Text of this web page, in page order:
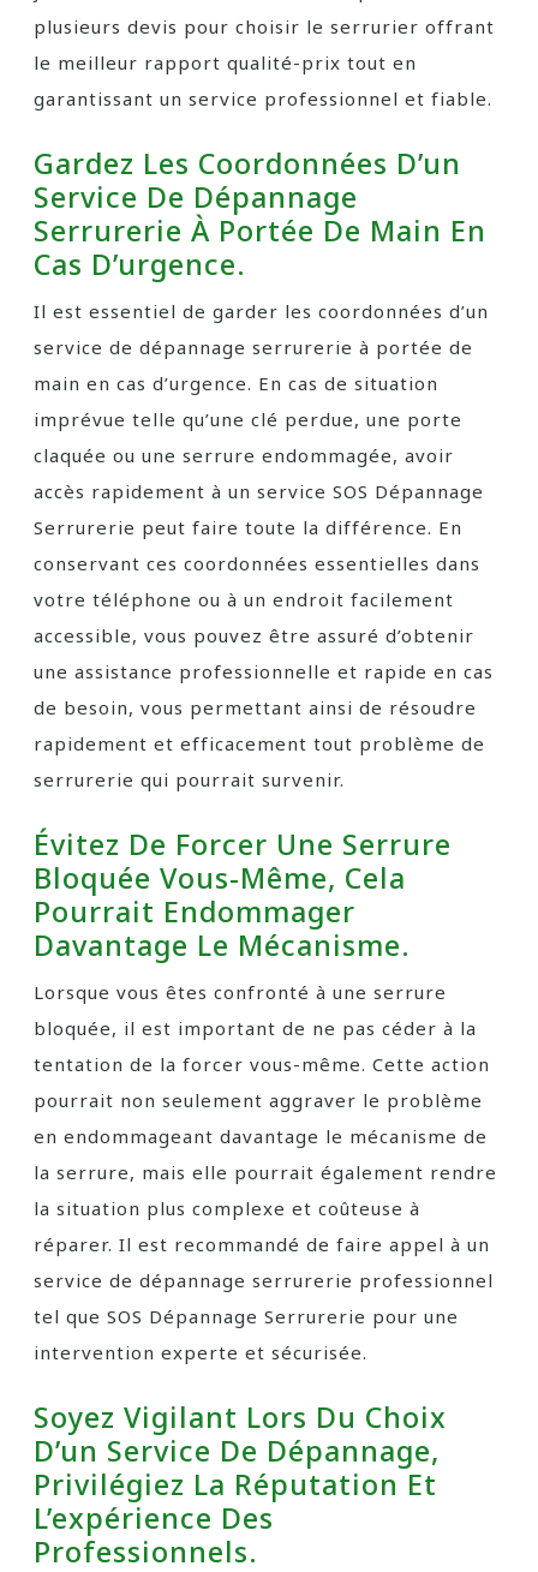
plusieurs devis pour choisir le serrurier offrant
le meilleur rapport qualité-prix tout en
garantissant un service professionnel et fiable.
Gardez Les Coordonnées D’un
Service De Dépannage
Serrurerie À Portée De Main En
Cas D’urgence.
Il est essentiel de garder les coordonnées d’un
service de dépannage serrurerie à portée de
main en cas d’urgence. En cas de situation
imprévue telle qu’une clé perdue, une porte
claquée ou une serrure endommagée, avoir
accès rapidement à un service SOS Dépannage
Serrurerie peut faire toute la différence. En
conservant ces coordonnées essentielles dans
votre téléphone ou à un endroit facilement
accessible, vous pouvez être assuré d’obtenir
une assistance professionnelle et rapide en cas
de besoin, vous permettant ainsi de résoudre
rapidement et efficacement tout problème de
serrurerie qui pourrait survenir.
Évitez De Forcer Une Serrure
Bloquée Vous-Même, Cela
Pourrait Endommager
Davantage Le Mécanisme.
Lorsque vous êtes confronté à une serrure
bloquée, il est important de ne pas céder à la
tentation de la forcer vous-même. Cette action
pourrait non seulement aggraver le problème
en endommageant davantage le mécanisme de
la serrure, mais elle pourrait également rendre
la situation plus complexe et coûteuse à
réparer. Il est recommandé de faire appel à un
service de dépannage serrurerie professionnel
tel que SOS Dépannage Serrurerie pour une
intervention experte et sécurisée.
Soyez Vigilant Lors Du Choix
D’un Service De Dépannage,
Privilégiez La Réputation Et
L’expérience Des
Professionnels.